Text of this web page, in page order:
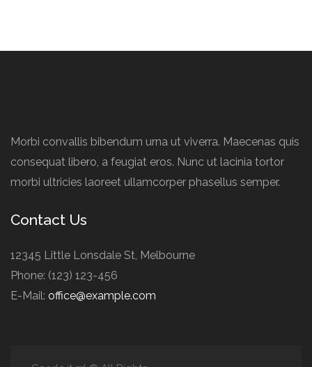
Morbi convallis bibendum urna ut viverra. Maecenas quis
consequat libero, a feugiat eros. Nunc ut lacinia tortor
morbi ultricies laoreet ullamcorper phasellus semper.
Contact Us
12345 Little Lonsdale St, Melbourne
Phone: (123) 123-456
E-Mail: office@example.com